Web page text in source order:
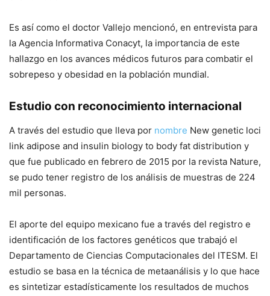
Es así como el doctor Vallejo mencionó, en entrevista para
la Agencia Informativa Conacyt, la importancia de este
hallazgo en los avances médicos futuros para combatir el
sobrepeso y obesidad en la población mundial.
Estudio con reconocimiento internacional
A través del estudio que lleva por nombre New genetic loci
link adipose and insulin biology to body fat distribution y
que fue publicado en febrero de 2015 por la revista Nature,
se pudo tener registro de los análisis de muestras de 224
mil personas.
El aporte del equipo mexicano fue a través del registro e
identificación de los factores genéticos que trabajó el
Departamento de Ciencias Computacionales del ITESM. El
estudio se basa en la técnica de metaanálisis y lo que hace
es sintetizar estadísticamente los resultados de muchos